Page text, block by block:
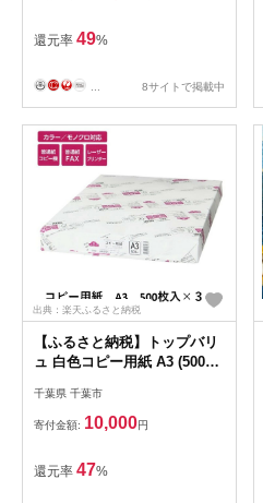
還元率 49%
... 8サイトで掲載中
出典：楽天ふるさと納税
【ふるさと納税】トップバリ
ュ 白色コピー用紙 A3 (500
千葉県 千葉市
寄付金額: 10,000円
還元率 47%